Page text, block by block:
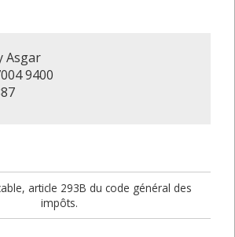
Asgar
9400
article 293B du code général des
impôts.